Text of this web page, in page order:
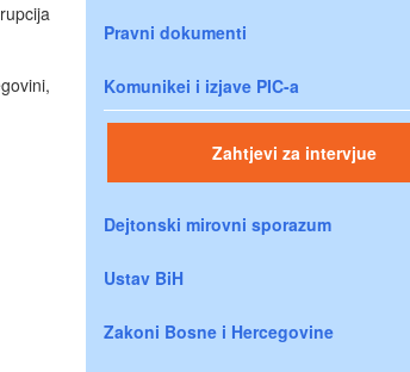
Pravni dokumenti
Komunikei i izjave PIC-a
Zahtjevi za intervjue
Dejtonski mirovni sporazum
Ustav BiH
Zakoni Bosne i Hercegovine